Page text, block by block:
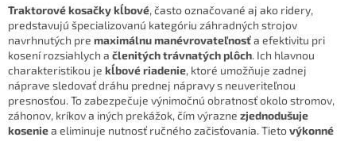
a
c
i
e
p
r
v
k
y
Traktorové kosačky kĺbové, často označované aj ako ridery,
predstavujú špecializovanú kategóriu záhradných strojov
navrhnutých pre maximálnu manévrovateľnosťa efektivitu pri
kosení rozsiahlych a členitých trávnatých plôch. Ich hlavnou
charakteristikou je kĺbové riadenie, ktoré umožňuje zadnej
náprave sledovať dráhu prednej nápravy s neuveriteľnou
presnosťou. To zabezpečuje výnimočnú obratnosť okolo stromov,
záhonov, kríkov a iných prekážok, čím výrazne zjednodušuje
koseniea eliminuje nutnosť ručného začisťovania. Tietovýkonné